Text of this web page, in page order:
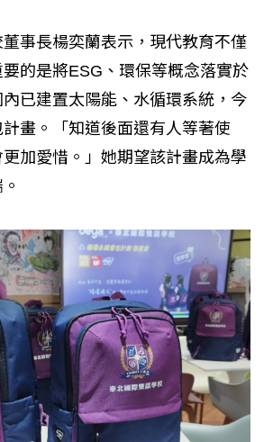
事長楊奕蘭表示，現代教育不僅
的是將ESG、環保等概念落實於
已建置太陽能、水循環系統，今
畫。「知道後面還有人等著使
加愛惜。」她期望該計畫成為學